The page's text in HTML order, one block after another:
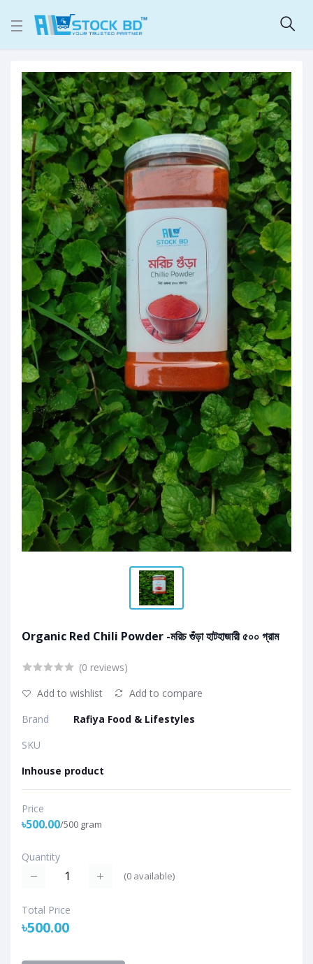
Organic Red Chili Powder -মরিচ গুঁড়া হাটহাজারী ৫০০ গ্রাম
(0 reviews)
Add to wishlist
Add to compare
Brand
Rafiya Food & Lifestyles
SKU
Inhouse product
Price
৳500.00/500 gram
Quantity
(0 available)
Total Price
৳500.00